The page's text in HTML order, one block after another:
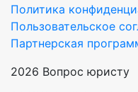
Политика
Пользовательское
Партнерская
2026 Вопрос юристу